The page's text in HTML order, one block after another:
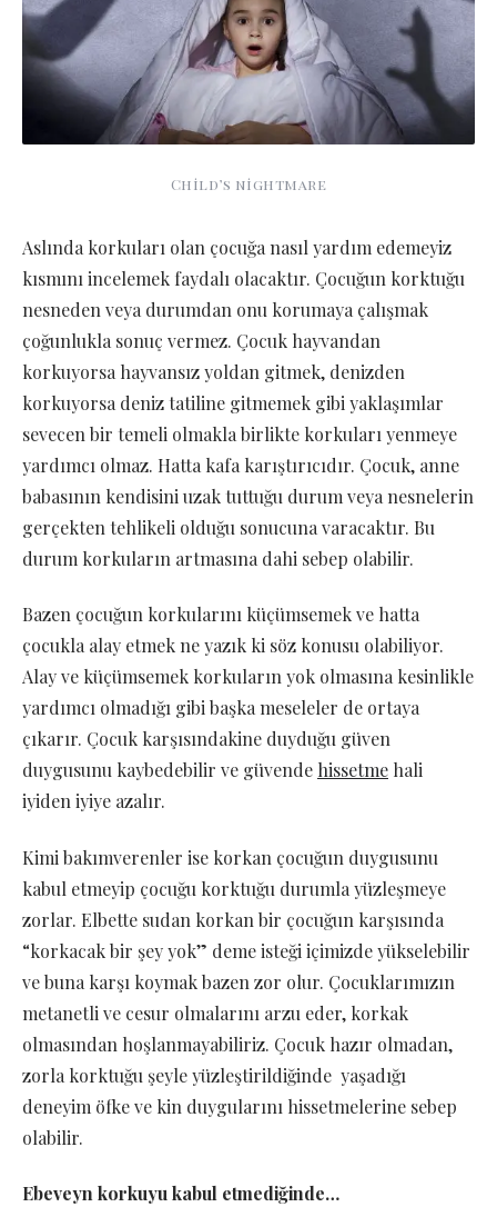
Child’s nightmare
Aslında korkuları olan çocuğa nasıl yardım edemeyiz
kısmını incelemek faydalı olacaktır. Çocuğun korktuğu
nesneden veya durumdan onu korumaya çalışmak
çoğunlukla sonuç vermez. Çocuk hayvandan
korkuyorsa hayvansız yoldan gitmek, denizden
korkuyorsa deniz tatiline gitmemek gibi yaklaşımlar
sevecen bir temeli olmakla birlikte korkuları yenmeye
yardımcı olmaz. Hatta kafa karıştırıcıdır. Çocuk, anne
babasının kendisini uzak tuttuğu durum veya nesnelerin
gerçekten tehlikeli olduğu sonucuna varacaktır. Bu
durum korkuların artmasına dahi sebep olabilir.
Bazen çocuğun korkularını küçümsemek ve hatta
çocukla alay etmek ne yazık ki söz konusu olabiliyor.
Alay ve küçümsemek korkuların yok olmasına kesinlikle
yardımcı olmadığı gibi başka meseleler de ortaya
çıkarır. Çocuk karşısındakine duyduğu güven
duygusunu kaybedebilir ve güvende hissetme hali
iyiden iyiye azalır.
Kimi bakımverenler ise korkan çocuğun duygusunu
kabul etmeyip çocuğu korktuğu durumla yüzleşmeye
zorlar. Elbette sudan korkan bir çocuğun karşısında
“korkacak bir şey yok” deme isteği içimizde yükselebilir
ve buna karşı koymak bazen zor olur. Çocuklarımızın
metanetli ve cesur olmalarını arzu eder, korkak
olmasından hoşlanmayabiliriz. Çocuk hazır olmadan,
zorla korktuğu şeyle yüzleştirildiğinde yaşadığı
deneyim öfke ve kin duygularını hissetmelerine sebep
olabilir.
Ebeveyn korkuyu kabul etmediğinde…